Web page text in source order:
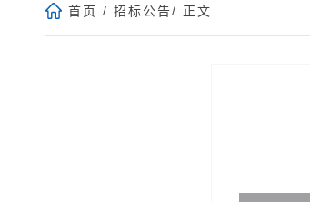
首页 / 招标公告/ 正文